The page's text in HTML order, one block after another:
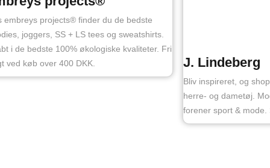
embreys projects® finder du de bedste
joggers, SS + LS tees og sweatshirts.
i de bedste 100% økologiske kvaliteter. Fri
ved køb over 400 DKK.
J. Lindeberg
Bliv inspireret, og
herre- og dametøj.
forener sport & mode.